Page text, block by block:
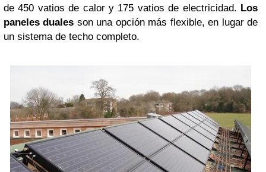
de 450 vatios de calor y 175 vatios de electricidad. Los
paneles duales son una opción más flexible, en lugar de
un sistema de techo completo.